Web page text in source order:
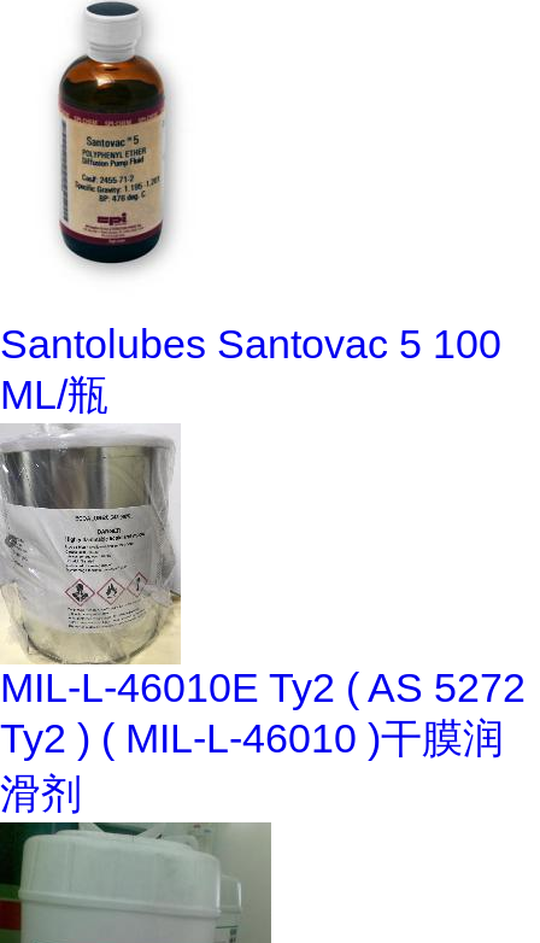
Santolubes Santovac 5 100
ML/瓶
MIL-L-46010E Ty2 ( AS 5272
Ty2 ) ( MIL-L-46010 )干膜润
滑剂